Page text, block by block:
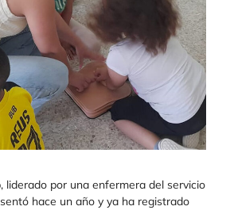
liderado por una enfermera del servicio
hace un año y ya ha registrado